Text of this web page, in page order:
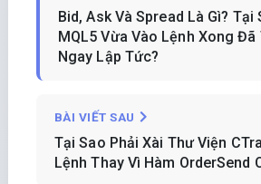
Bid, Ask Và Spread Là Gì? Tại
MQL5 Vừa Vào Lệnh Xong Đã
Ngay Lập Tức?
BÀI VIẾT SAU
Tại Sao Phải Xài Thư Viện
Lệnh Thay Vì Hàm OrderSend